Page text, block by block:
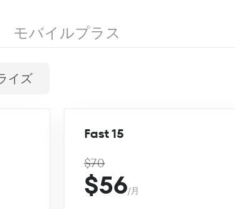
モバイルプラス
イズ
Fast 15
$70
$56/月